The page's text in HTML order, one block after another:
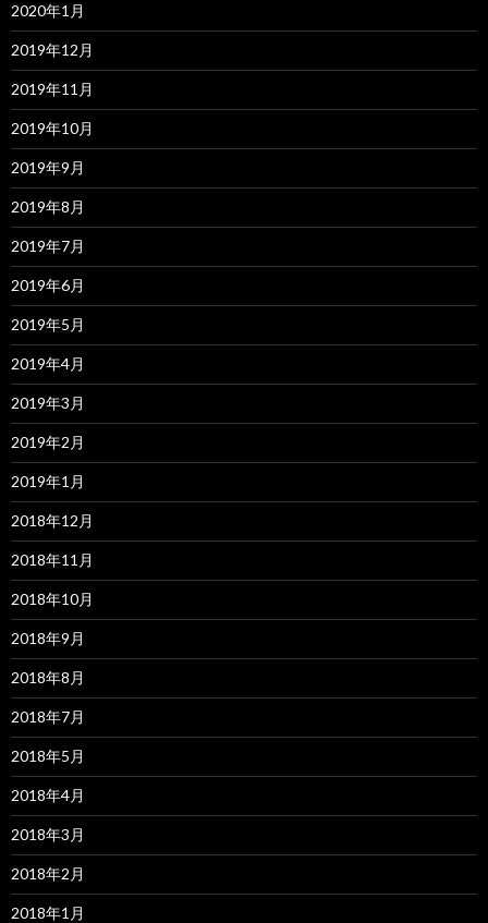
2020年1月
2019年12月
2019年11月
2019年10月
2019年9月
2019年8月
2019年7月
2019年6月
2019年5月
2019年4月
2019年3月
2019年2月
2019年1月
2018年12月
2018年11月
2018年10月
2018年9月
2018年8月
2018年7月
2018年5月
2018年4月
2018年3月
2018年2月
2018年1月